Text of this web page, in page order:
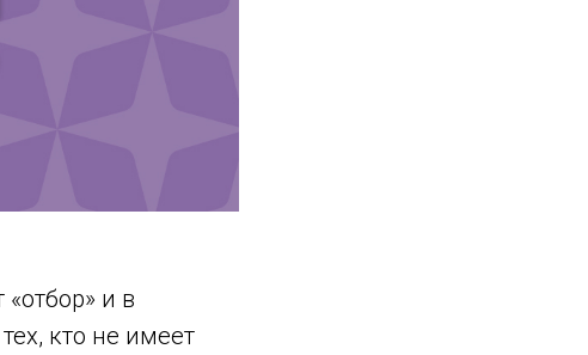
и в
кто не имеет